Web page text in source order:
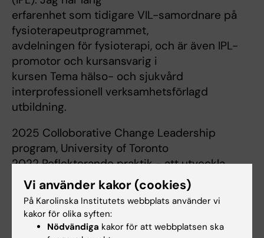
erfarenhet som tidigare VIL-samordnare på
fysioterapeutprogrammet,
avdelningen för fysioterapi, och är även IPL-
promotor och kursansvarig i
kursen Tema hälso- och sjukvård
interprofessionell verksamhetsförlagd
utbildning.
2025 Colloborative Change Leadership
program, University of Toronto
2022 Reflekterande praktik - att utveckla
verksamhet och profession, Karolinska
Institutet
2015 Medicine licentiatexamen, Karolinska
Institutet
Vi använder kakor (cookies)
På Karolinska Institutets webbplats använder vi
kakor för olika syften:
Nödvändiga kakor för att webbplatsen ska